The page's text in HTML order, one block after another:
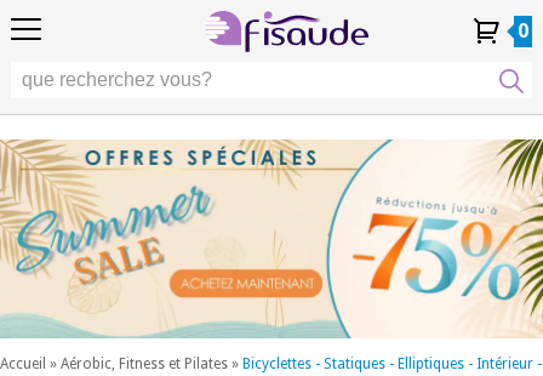
Compte
commandes
4,8 4,8
différentielles
Occasion
Fisaude
SUMMER
SALE
Physiothérapie
Podologie
Esthétique,
dermocosmétique
et médecine
esthétique
Bien-
qualité
de vie
et
FR
DE
PT
0
Accueil » Aérobic, Fitness et Pilates » Bicyclettes - Statiques - Elliptiques - Intérieur
Compte
commandes
4,8
différentielles
Occasion
Fisaude
SUMMER
SALE
Physiothérapie
Esthétique,
dermocosmétique
et médecine
esthétique
Bien-
être,
FR
DE
PT